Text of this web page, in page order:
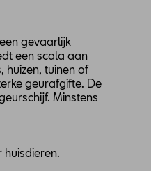
gevaarlijk
een scala aan
huizen, tuinen of
geurafgifte. De
Minstens
huisdieren.